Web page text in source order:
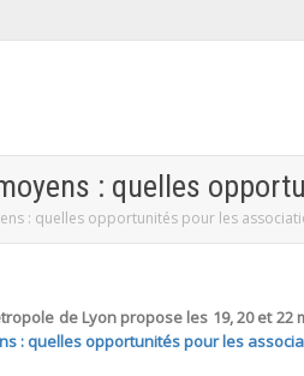
: quelles
: quelles opportunités pour les
de Lyon propose les 19, 20 et
: quelles opportunités pour les